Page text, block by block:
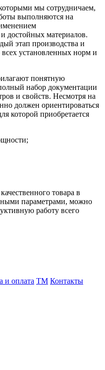
мы сотрудничаем,
выполняются на
достойных материалов.
этап производства и
всех установленных норм и
понятную
набор документации
и свойств. Несмотря на
должен ориентироваться
которой приобретается
товара в
параметрами, можно
работу всего
и оплата TM Контакты